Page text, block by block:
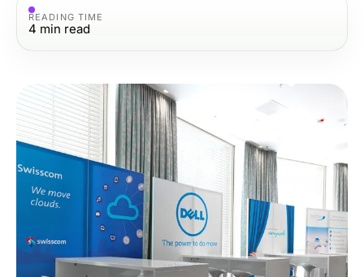
READING TIME
4 min read